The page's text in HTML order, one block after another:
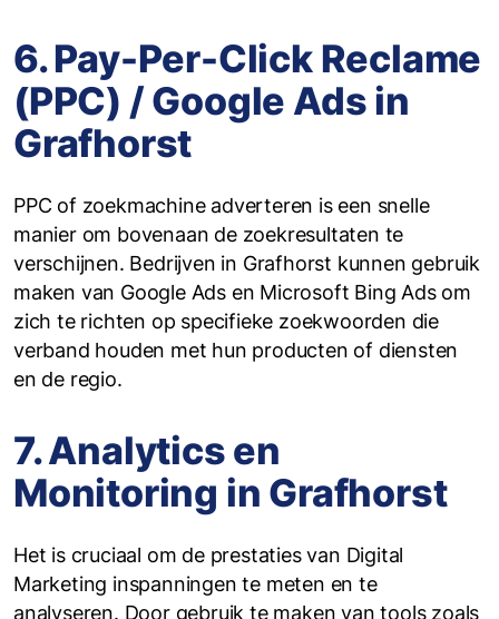
6. Pay-Per-Click Reclame
(PPC) / Google Ads in
Grafhorst
PPC of zoekmachine adverteren is een snelle
manier om bovenaan de zoekresultaten te
verschijnen. Bedrijven in Grafhorst kunnen gebruik
maken van Google Ads en Microsoft Bing Ads om
zich te richten op specifieke zoekwoorden die
verband houden met hun producten of diensten
en de regio.
7. Analytics en
Monitoring in Grafhorst
Het is cruciaal om de prestaties van Digital
Marketing inspanningen te meten en te
analyseren. Door gebruik te maken van tools zoals